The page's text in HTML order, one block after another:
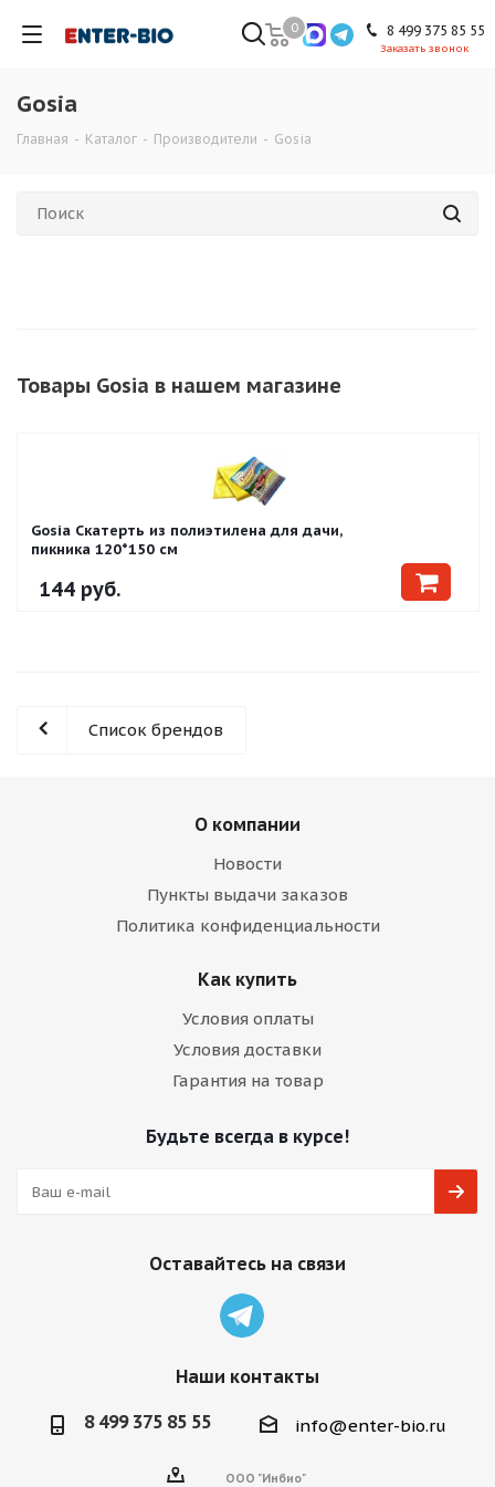
8 499 375 85 55
Заказать звонок
0
Gosia
Главная - Каталог - Производители - Gosia
Товары Gosia в нашем магазине
Gosia Скатерть из полиэтилена для дачи,
пикника 120*150 см
144 руб.
Список брендов
О компании
Новости
Пункты выдачи заказов
Политика конфиденциальности
Как купить
Условия оплаты
Условия доставки
Гарантия на товар
Будьте всегда в курсе!
Оставайтесь на связи
Наши контакты
8 499 375 85 55 info@enter-bio.ru
ООО "Инбио"